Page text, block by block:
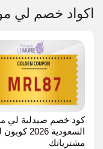
اكواد خصم لي
كود خصم صيدلية لي
السعودية 2026
مشترياتك